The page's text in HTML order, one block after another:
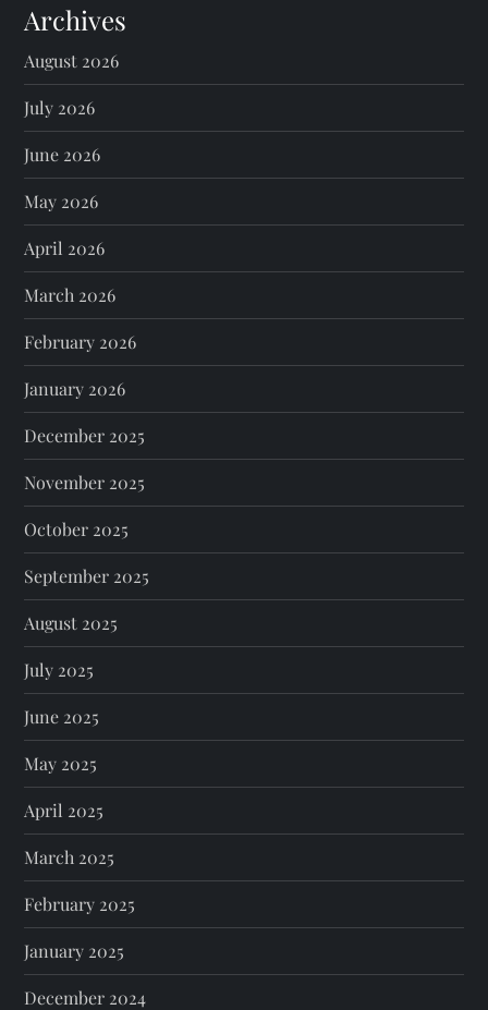
Archives
August 2026
July 2026
June 2026
May 2026
April 2026
March 2026
February 2026
January 2026
December 2025
November 2025
October 2025
September 2025
August 2025
July 2025
June 2025
May 2025
April 2025
March 2025
February 2025
January 2025
December 2024